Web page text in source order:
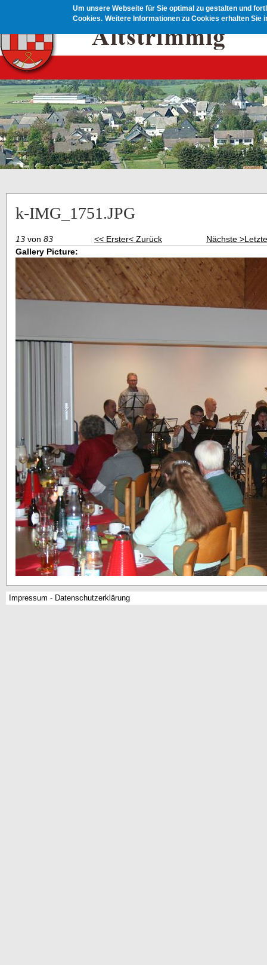
Um unsere Webseite für Sie optimal zu gestalten und
Cookies. Weitere Informationen zu Cookies erhalten Sie
k-IMG_1751.JPG
13 von 83 << Erster< Zurück Nächste >
Gallery Picture:
Impressum - Datenschutzerklärung